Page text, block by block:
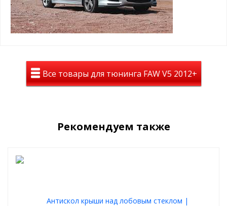
держат форму в любое время года
не ломаются и не трескаются
выпускаются под конкретную модель автомобиля
брызговики
крепежные элементы
инструкция
Все товары для тюнинга FAW V5 2012+
Рекомендуем также